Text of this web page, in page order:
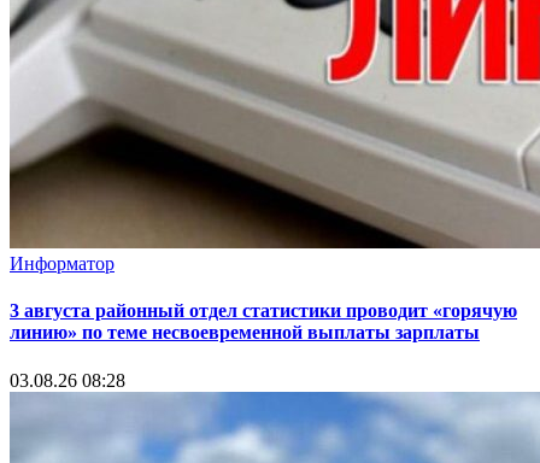
Информатор
3 августа районный отдел статистики проводит «горячую
линию» по теме несвоевременной выплаты зарплаты
03.08.26 08:28